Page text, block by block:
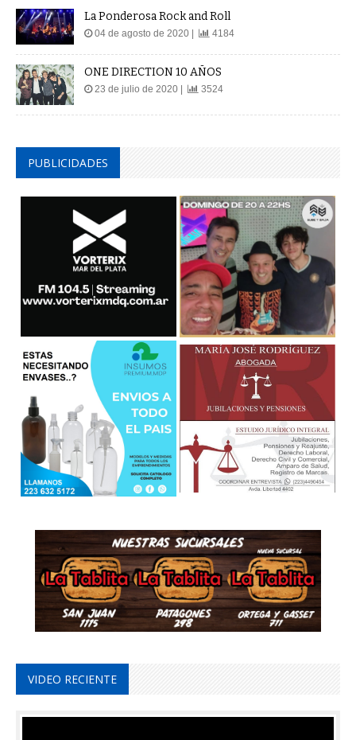
La Ponderosa Rock and Roll
04 de agosto de 2020 | 4184
ONE DIRECTION 10 AÑOS
23 de julio de 2020 | 3524
PUBLICIDADES
VIDEO RECIENTE